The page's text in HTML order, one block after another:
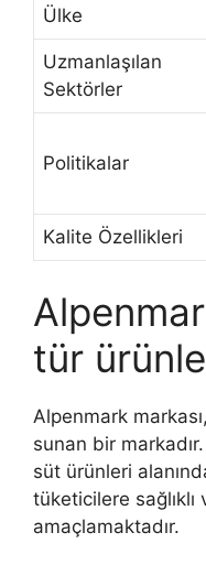
Ülke
Uzmanlaşılan
Sektörler
Politikalar
Kalite Özellikleri
tür
Alpenmark
sunan bir markadır.
süt ürünleri
tüketicilere
amaçlamaktadır.